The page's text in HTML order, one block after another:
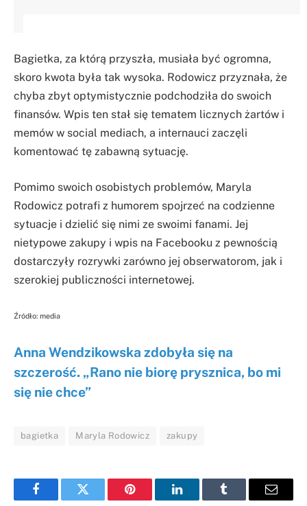
Bagietka, za którą przyszła, musiała być ogromna,
skoro kwota była tak wysoka. Rodowicz przyznała, że
chyba zbyt optymistycznie podchodziła do swoich
finansów. Wpis ten stał się tematem licznych żartów i
memów w social mediach, a internauci zaczęli
komentować tę zabawną sytuację.
Pomimo swoich osobistych problemów, Maryla
Rodowicz potrafi z humorem spojrzeć na codzienne
sytuacje i dzielić się nimi ze swoimi fanami. Jej
nietypowe zakupy i wpis na Facebooku z pewnością
dostarczyły rozrywki zarówno jej obserwatorom, jak i
szerokiej publiczności internetowej.
Źródło: media
Anna Wendzikowska zdobyła się na
szczerość. „Rano nie biorę prysznica, bo mi
się nie chce”
bagietka Maryla Rodowicz zakupy
FacebookTwitter Pinterest LinkedInTumblr Email